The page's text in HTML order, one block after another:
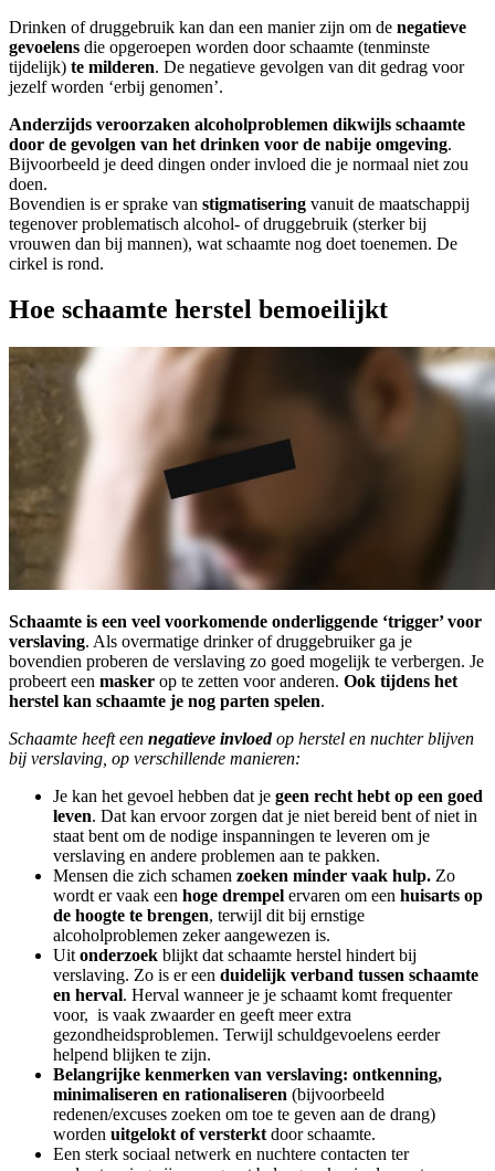
Drinken of druggebruik kan dan een manier zijn om de negatieve
gevoelens die opgeroepen worden door schaamte (tenminste
tijdelijk) te milderen. De negatieve gevolgen van dit gedrag voor
jezelf worden ‘erbij genomen’.
Anderzijds veroorzaken alcoholproblemen dikwijls schaamte
door de gevolgen van het drinken voor de nabije omgeving.
Bijvoorbeeld je deed dingen onder invloed die je normaal niet zou
doen.
Bovendien is er sprake van stigmatisering vanuit de maatschappij
tegenover problematisch alcohol- of druggebruik (sterker bij
vrouwen dan bij mannen), wat schaamte nog doet toenemen. De
cirkel is rond.
Hoe schaamte herstel bemoeilijkt
Schaamte is een veel voorkomende onderliggende ‘trigger’ voor
verslaving. Als overmatige drinker of druggebruiker ga je
bovendien proberen de verslaving zo goed mogelijk te verbergen. Je
probeert een masker op te zetten voor anderen. Ook tijdens het
herstel kan schaamte je nog parten spelen.
Schaamte heeft een negatieve invloedop herstel en nuchter blijven
bij verslaving, op verschillende manieren:
Je kan het gevoel hebben dat je geen recht hebt op een goed
leven. Dat kan ervoor zorgen dat je niet bereid bent of niet in
staat bent om de nodige inspanningen te leveren om je
verslaving en andere problemen aan te pakken.
Mensen die zich schamen zoeken minder vaak hulp. Zo
wordt er vaak een hoge drempel ervaren om een huisarts op
de hoogte te brengen, terwijl dit bij ernstige
alcoholproblemen zeker aangewezen is.
Uit onderzoek blijkt dat schaamte herstel hindert bij
verslaving. Zo is er een duidelijk verband tussen schaamte
en herval. Herval wanneer je je schaamt komt frequenter
voor, is vaak zwaarder en geeft meer extra
gezondheidsproblemen. Terwijl schuldgevoelens eerder
helpend blijken te zijn.
Belangrijke kenmerken van verslaving: ontkenning,
minimaliseren en rationaliseren (bijvoorbeeld
redenen/excuses zoeken om toe te geven aan de drang)
worden uitgelokt of versterkt door schaamte.
Een sterk sociaal netwerk en nuchtere contacten ter